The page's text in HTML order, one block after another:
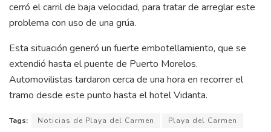
cerró el carril de baja velocidad, para tratar de arreglar este
problema con uso de una grúa.
Esta situación generó un fuerte embotellamiento, que se
extendió hasta el puente de Puerto Morelos.
Automovilistas tardaron cerca de una hora en recorrer el
tramo desde este punto hasta el hotel Vidanta.
Tags: Noticias de Playa del Carmen Playa del Carmen